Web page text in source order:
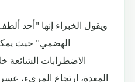
ويقول الخبراء إنها "أحد
الهضمي" حيث
الاضطرابات
المعدة، ارتجاع المريء، عسر